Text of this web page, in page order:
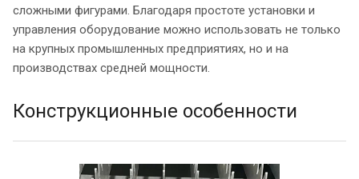
сложными фигурами. Благодаря простоте установки и
управления оборудование можно использовать не только
на крупных промышленных предприятиях, но и на
производствах средней мощности.
Конструкционные особенности